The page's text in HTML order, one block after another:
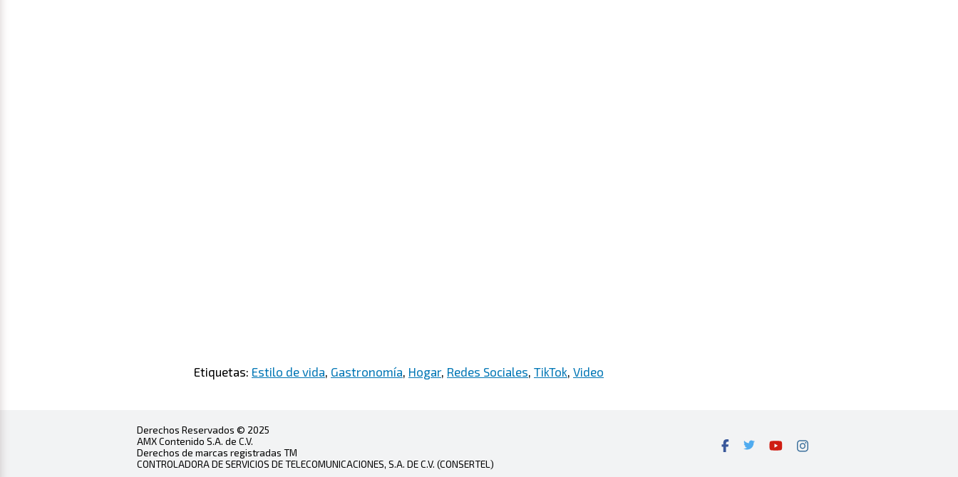
Etiquetas: Estilo de vida, Gastronomía, Hogar, Redes Sociales, TikTok, Video
Derechos Reservados © 2025
AMX Contenido S.A. de C.V.
Derechos de marcas registradas TM
CONTROLADORA DE SERVICIOS DE TELECOMUNICACIONES, S.A. DE C.V. (CONSERTEL)